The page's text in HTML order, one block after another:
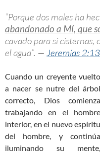
“Porque dos males ha
abandonado a Mí, que
cavado para sí cisternas,
el agua”. — Jeremías 2:13
Cuando un creyente vuelto
a nacer se nutre del árbol
correcto, Dios comienza
trabajando en el hombre
interior, en el nuevo espíritu
del hombre, y continúa
iluminando su mente,